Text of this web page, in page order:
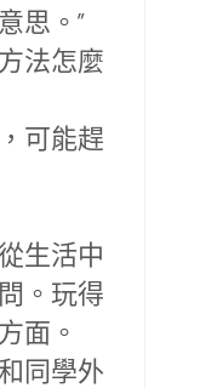
思。”
法怎麼
可能趕
生活中
。玩得
面。
同學外